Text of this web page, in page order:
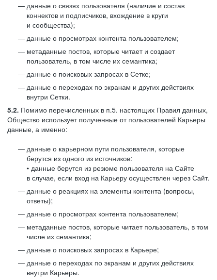
данные о связях пользователя (наличие и состав
коннектов и подписчиков, вхождение в круги
и сообщества);
данные о просмотрах контента пользователем;
метаданные постов, которые читает и создает
пользователь, в том числе их семантика;
данные о поисковых запросах в Сетке;
данные о переходах по экранам и других действиях
внутри Сетки.
5.2. Помимо перечисленных в п.5. настоящих Правил данных,
Общество использует полученные от пользователей Карьеры
данные, а именно:
данные о карьерном пути пользователя, которые
берутся из одного из источников:
• данные берутся из резюме пользователя на Сайте
в случае, если вход на Карьеру осуществлен через Сайт.
данные о реакциях на элементы контента (вопросы,
ответы);
данные о просмотрах контента пользователем;
метаданные постов, которые читает пользователь, в том
числе их семантика;
данные о поисковых запросах в Карьере;
данные о переходах по экранам и других действиях
внутри Карьеры.